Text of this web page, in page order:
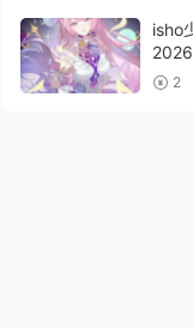
isho
頻】
2